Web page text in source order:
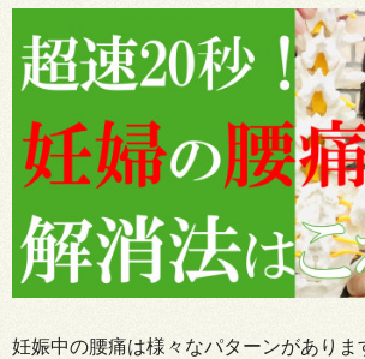
妊娠中の腰痛は様々なパターンがありま